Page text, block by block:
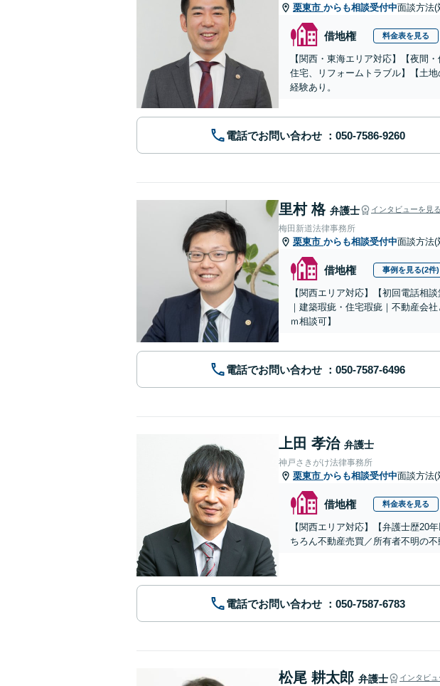
栗東市 からも相談受付中面談方法(
借地権 料金表を見る
【関西・東海エリア対応】【夜間
住宅、リフォームトラブル】【土
経験あり。
電話でお問い合わせ
里村 格 弁護士 インタビューを見る
梅田新道法律事務所
栗東市 からも相談受付中面談方法(
借地権 事例を見る(2件)
【関西エリア対応】【初回電話相
｜建築瑕疵・住宅瑕疵｜不動産会
ｍ相談可】
電話でお問い合わせ
上田 孝治 弁護士
神戸さきがけ法律事務所
栗東市 からも相談受付中面談方法(
借地権 料金表を見る
【関西エリア対応】【弁護士歴20
ちろん不動産売買／所有者不明の
電話でお問い合わせ
松尾 耕太郎 弁護士 インタビ